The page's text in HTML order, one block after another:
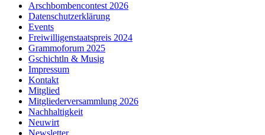
Arschbombencontest 2026
Datenschutzerklärung
Events
Freiwilligenstaatspreis 2024
Grammoforum 2025
Gschichtln & Musig
Impressum
Kontakt
Mitglied
Mitgliederversammlung 2026
Nachhaltigkeit
Neuwirt
Newsletter